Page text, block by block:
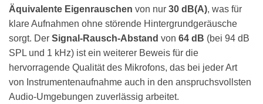
Äquivalente Eigenrauschen von nur 30 dB(A), was für
klare Aufnahmen ohne störende Hintergrundgeräusche
sorgt. Der Signal-Rausch-Abstand von 64 dB (bei 94 dB
SPL und 1 kHz) ist ein weiterer Beweis für die
hervorragende Qualität des Mikrofons, das bei jeder Art
von Instrumentenaufnahme auch in den anspruchsvollsten
Audio-Umgebungen zuverlässig arbeitet.